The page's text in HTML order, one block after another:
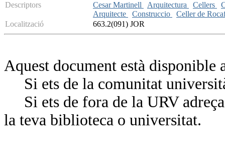
Descriptors
Cesar Martinell Arquitectura Cellers
Arquitecte
Construccio
Celler de
Localització
663.2(091) JOR
Aquest document està
Si ets de la comunitat
Si ets de fora de la URV
la teva biblioteca o universitat.